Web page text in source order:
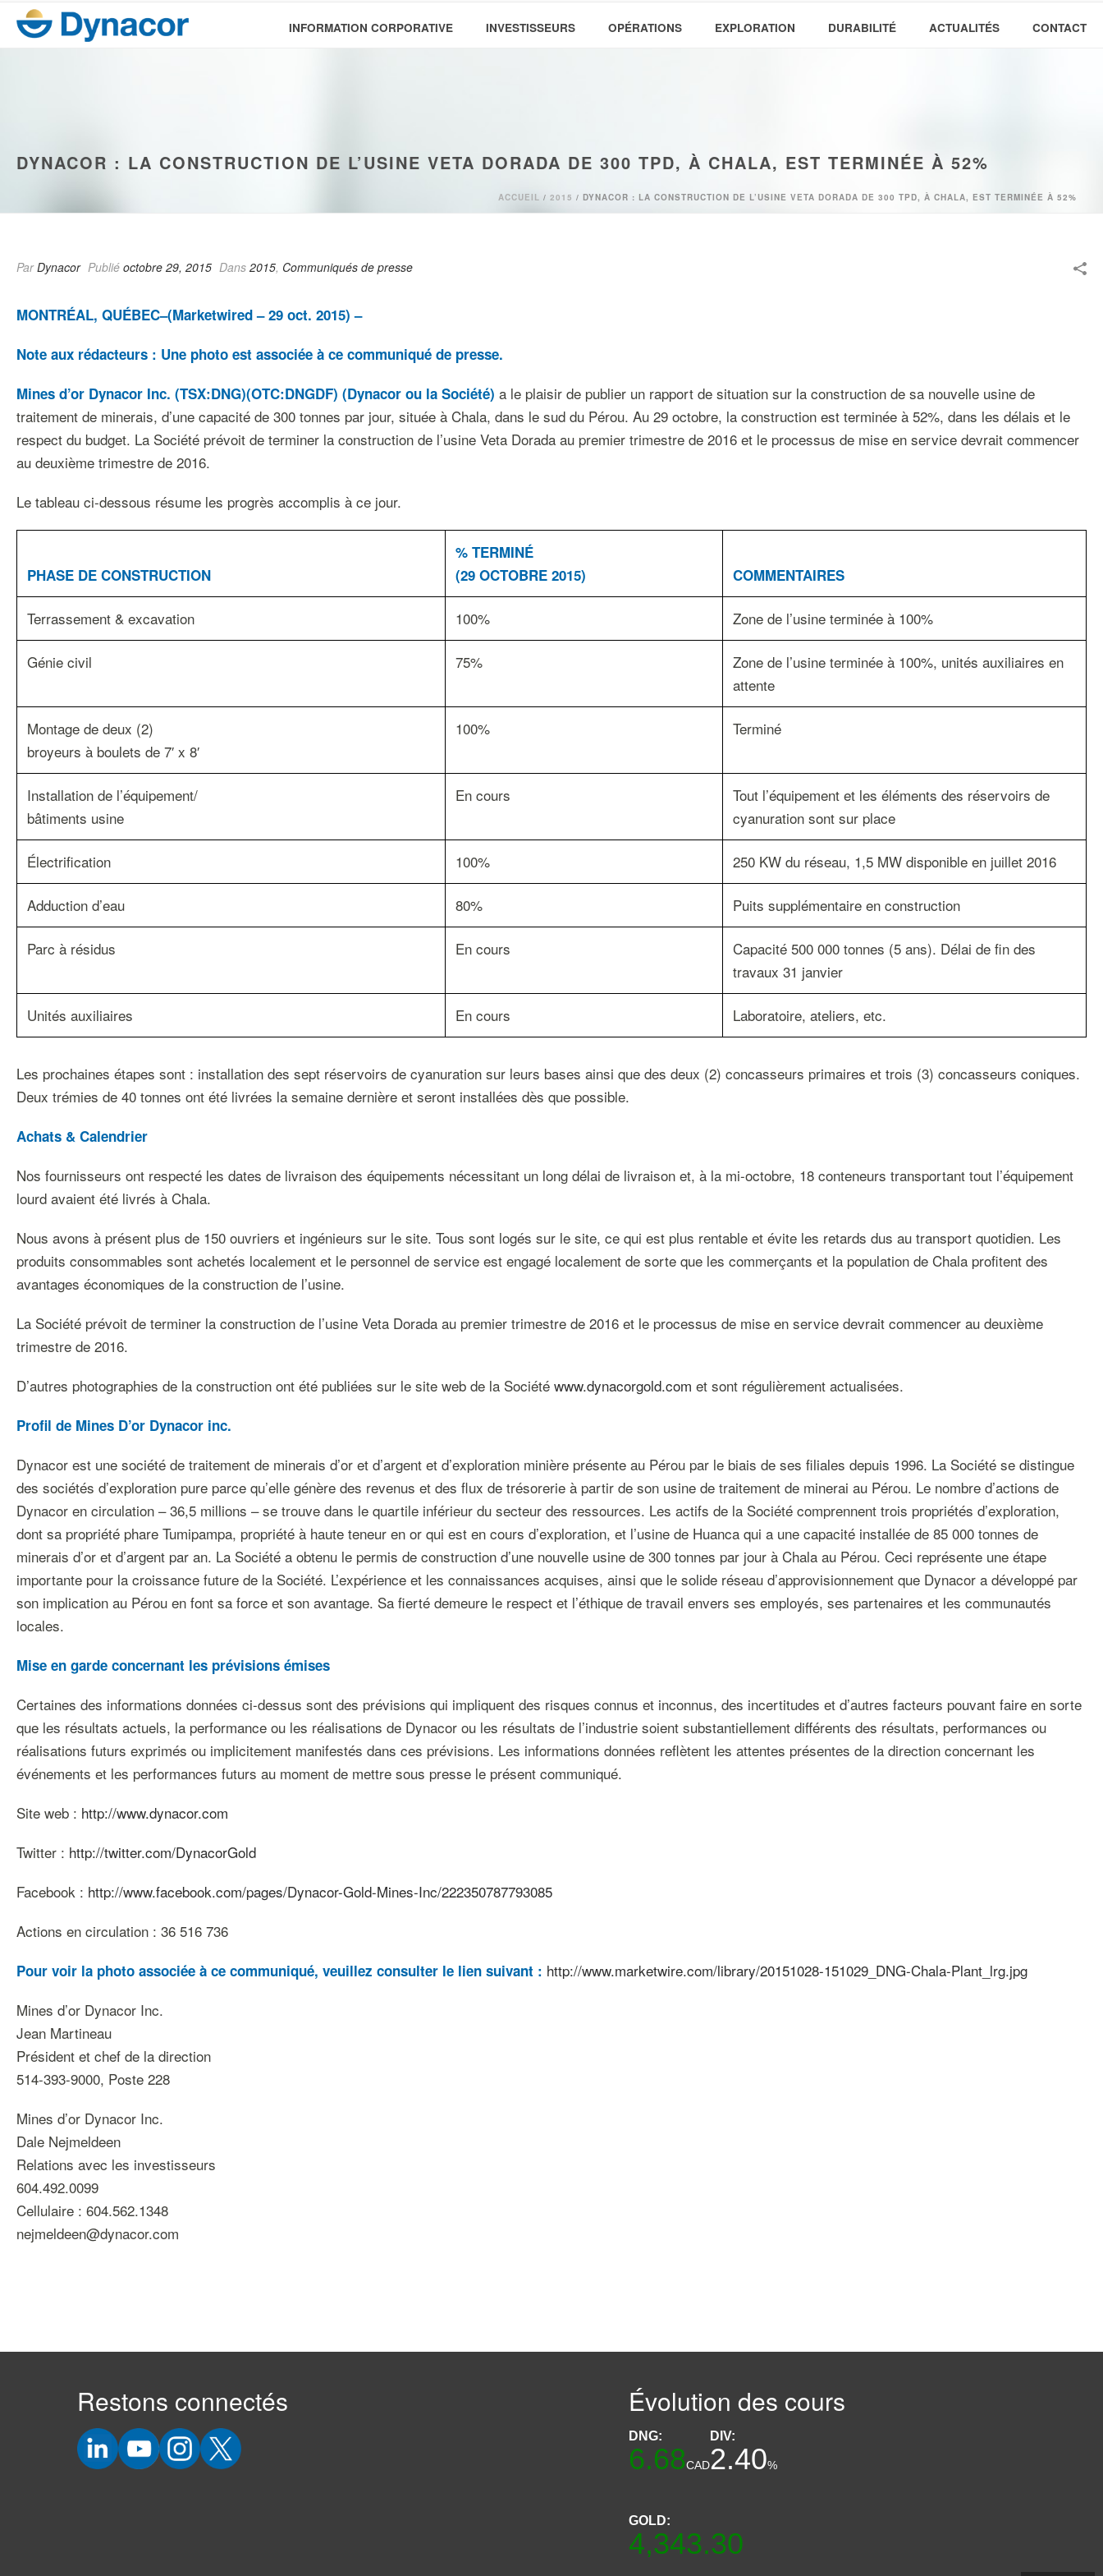
INFORMATION CORPORATIVE INVESTISSEURS OPÉRATIONS EXPLORATION DURABILITÉ ACTUALITÉS CONTACT
DYNACOR : LA CONSTRUCTION DE L’USINE VETA DORADA DE 300 TPD, À CHALA, EST TERMINÉE À 52%
ACCUEIL / 2015 / DYNACOR : LA CONSTRUCTION DE L’USINE VETA DORADA DE 300 TPD, À CHALA, EST TERMINÉE À 52%
ParDynacor Publié octobre 29, 2015 Dans 2015, Communiqués de presse
MONTRÉAL, QUÉBEC–(Marketwired – 29 oct. 2015) –
Note aux rédacteurs : Une photo est associée à ce communiqué de presse.
Mines d’or Dynacor Inc. (TSX:DNG)(OTC:DNGDF) (Dynacor ou la Société) a le plaisir de publier un rapport de situation sur la construction de sa nouvelle usine de
traitement de minerais, d’une capacité de 300 tonnes par jour, située à Chala, dans le sud du Pérou. Au 29 octobre, la construction est terminée à 52%, dans les délais et le
respect du budget. La Société prévoit de terminer la construction de l’usine Veta Dorada au premier trimestre de 2016 et le processus de mise en service devrait commencer
au deuxième trimestre de 2016.
Le tableau ci-dessous résume les progrès accomplis à ce jour.
PHASE DE CONSTRUCTION
% TERMINÉ
(29 OCTOBRE 2015)
COMMENTAIRES
Terrassement & excavation 100% Zone de l’usine terminée à 100%
Génie civil 75%
Zone de l’usine terminée à 100%, unités auxiliaires en
attente
Montage de deux (2)
broyeurs à boulets de 7′ x 8′
100% Terminé
Installation de l’équipement/
bâtiments usine
En cours
Tout l’équipement et les éléments des réservoirs de
cyanuration sont sur place
Électrification 100% 250 KW du réseau, 1,5 MW disponible en juillet 2016
Adduction d’eau 80% Puits supplémentaire en construction
Parc à résidus En cours
Capacité 500 000 tonnes (5 ans). Délai de fin des
travaux 31 janvier
Unités auxiliaires En cours Laboratoire, ateliers, etc.
Les prochaines étapes sont : installation des sept réservoirs de cyanuration sur leurs bases ainsi que des deux (2) concasseurs primaires et trois (3) concasseurs coniques.
Deux trémies de 40 tonnes ont été livrées la semaine dernière et seront installées dès que possible.
Achats & Calendrier
Nos fournisseurs ont respecté les dates de livraison des équipements nécessitant un long délai de livraison et, à la mi-octobre, 18 conteneurs transportant tout l’équipement
lourd avaient été livrés à Chala.
Nous avons à présent plus de 150 ouvriers et ingénieurs sur le site. Tous sont logés sur le site, ce qui est plus rentable et évite les retards dus au transport quotidien. Les
produits consommables sont achetés localement et le personnel de service est engagé localement de sorte que les commerçants et la population de Chala profitent des
avantages économiques de la construction de l’usine.
La Société prévoit de terminer la construction de l’usine Veta Dorada au premier trimestre de 2016 et le processus de mise en service devrait commencer au deuxième
trimestre de 2016.
D’autres photographies de la construction ont été publiées sur le site web de la Société www.dynacorgold.com et sont régulièrement actualisées.
Profil de Mines D’or Dynacor inc.
Dynacor est une société de traitement de minerais d’or et d’argent et d’exploration minière présente au Pérou par le biais de ses filiales depuis 1996. La Société se distingue
des sociétés d’exploration pure parce qu’elle génère des revenus et des flux de trésorerie à partir de son usine de traitement de minerai au Pérou. Le nombre d’actions de
Dynacor en circulation – 36,5 millions – se trouve dans le quartile inférieur du secteur des ressources. Les actifs de la Société comprennent trois propriétés d’exploration,
dont sa propriété phare Tumipampa, propriété à haute teneur en or qui est en cours d’exploration, et l’usine de Huanca qui a une capacité installée de 85 000 tonnes de
minerais d’or et d’argent par an. La Société a obtenu le permis de construction d’une nouvelle usine de 300 tonnes par jour à Chala au Pérou. Ceci représente une étape
importante pour la croissance future de la Société. L’expérience et les connaissances acquises, ainsi que le solide réseau d’approvisionnement que Dynacor a développé par
son implication au Pérou en font sa force et son avantage. Sa fierté demeure le respect et l’éthique de travail envers ses employés, ses partenaires et les communautés
locales.
Mise en garde concernant les prévisions émises
Certaines des informations données ci-dessus sont des prévisions qui impliquent des risques connus et inconnus, des incertitudes et d’autres facteurs pouvant faire en sorte
que les résultats actuels, la performance ou les réalisations de Dynacor ou les résultats de l’industrie soient substantiellement différents des résultats, performances ou
réalisations futurs exprimés ou implicitement manifestés dans ces prévisions. Les informations données reflètent les attentes présentes de la direction concernant les
événements et les performances futurs au moment de mettre sous presse le présent communiqué.
Site web : http://www.dynacor.com
Twitter : http://twitter.com/DynacorGold
Facebook : http://www.facebook.com/pages/Dynacor-Gold-Mines-Inc/222350787793085
Actions en circulation : 36 516 736
Pour voir la photo associée à ce communiqué, veuillez consulter le lien suivant : http://www.marketwire.com/library/20151028-151029_DNG-Chala-Plant_lrg.jpg
Mines d’or Dynacor Inc.
Jean Martineau
Président et chef de la direction
514-393-9000, Poste 228
Mines d’or Dynacor Inc.
Dale Nejmeldeen
Relations avec les investisseurs
604.492.0099
Cellulaire : 604.562.1348
nejmeldeen@dynacor.com
Restons connectés Évolution des cours
DNG:
6.68CAD
DIV:
2.40%
GOLD:
4,343.30